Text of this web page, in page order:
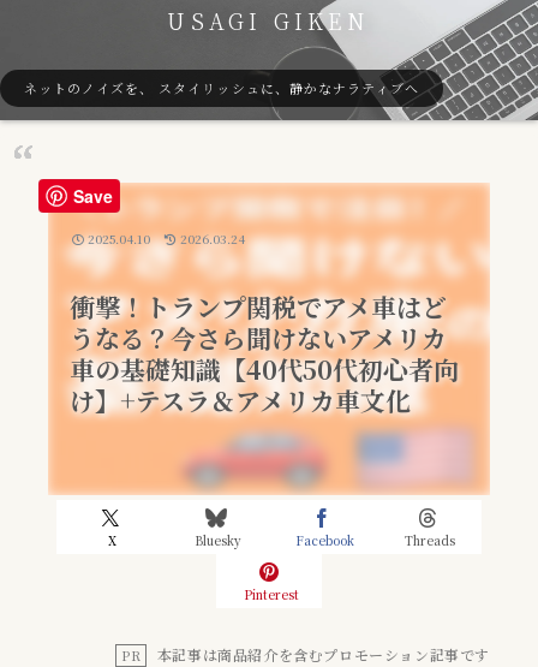
USAGI GIKEN
ネットのノイズを、 スタイリッシュに、静かなナラティブへ
衝撃！トランプ関税でアメ車はど
うなる？今さら聞けないアメリカ
車の基礎知識【40代50代初心者向
け】+テスラ＆アメリカ車文化
X Bluesky Facebook Threads
Pinterest
2025.04.10 2026.03.24
PR 本記事は商品紹介を含むプロモーション記事です
Save